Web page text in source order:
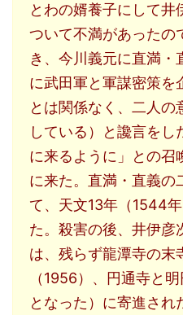
とわの婿養子にして井
ついて不満があったの
き、今川義元に直満・
に武田軍と軍謀密策を
とは関係なく、二人の
している）と讒言を
に来るように」との召
に来た。直満・直義の
て、天文13年（1544
た。殺害の後、井伊彦
は、残らず龍潭寺の末
（1956）、円通寺と
となった）に寄進され